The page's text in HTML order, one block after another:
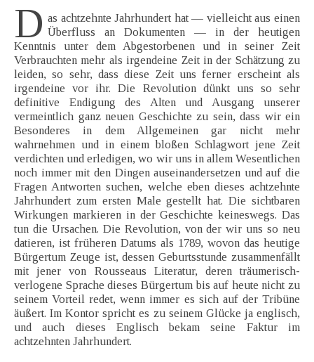
D as achtzehnte Jahrhundert hat — vielleicht aus einen
Überfluss an Dokumenten — in der heutigen
Kenntnis unter dem Abgestorbenen und in seiner Zeit
Verbrauchten mehr als irgendeine Zeit in der Schätzung zu
leiden, so sehr, dass diese Zeit uns ferner erscheint als
irgendeine vor ihr. Die Revolution dünkt uns so sehr
definitive Endigung des Alten und Ausgang unserer
vermeintlich ganz neuen Geschichte zu sein, dass wir ein
Besonderes in dem Allgemeinen gar nicht mehr
wahrnehmen und in einem bloßen Schlagwort jene Zeit
verdichten und erledigen, wo wir uns in allem Wesentlichen
noch immer mit den Dingen auseinandersetzen und auf die
Fragen Antworten suchen, welche eben dieses achtzehnte
Jahrhundert zum ersten Male gestellt hat. Die sichtbaren
Wirkungen markieren in der Geschichte keineswegs. Das
tun die Ursachen. Die Revolution, von der wir uns so neu
datieren, ist früheren Datums als 1789, wovon das heutige
Bürgertum Zeuge ist, dessen Geburtsstunde zusammenfällt
mit jener von Rousseaus Literatur, deren träumerisch-
verlogene Sprache dieses Bürgertum bis auf heute nicht zu
seinem Vorteil redet, wenn immer es sich auf der Tribüne
äußert. Im Kontor spricht es zu seinem Glücke ja englisch,
und auch dieses Englisch bekam seine Faktur im
achtzehnten Jahrhundert.